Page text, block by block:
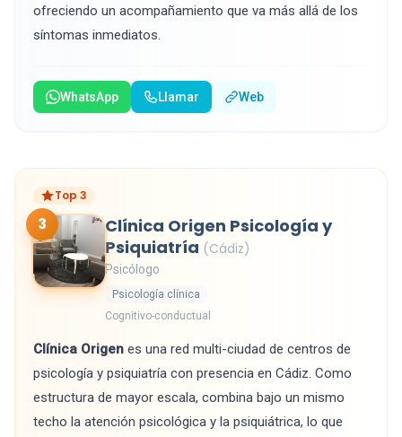
ofreciendo un acompañamiento que va más allá de los
síntomas inmediatos.
WhatsApp Llamar Web
Top 3
3
Clínica Origen Psicología y
Psiquiatría (Cádiz)
Psicólogo
Psicología clínica
Cognitivo-conductual
Clínica Origen es una red multi-ciudad de centros de
psicología y psiquiatría con presencia en Cádiz. Como
estructura de mayor escala, combina bajo un mismo
techo la atención psicológica y la psiquiátrica, lo que